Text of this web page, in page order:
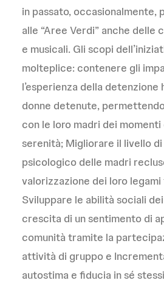
in passato, occasionalmente,
alle “Aree Verdi” anche delle
e musicali. Gli scopi
molteplice: contenere gli
l’esperienza della detenzione
donne detenute,
con le loro madri dei
serenità; Migliorare il livello
psicologico delle madri
valorizzazione dei loro legami
Sviluppare le abilità sociali
crescita di un sentimento di
comunità tramite la
attività di gruppo e
autostima e fiducia in sé